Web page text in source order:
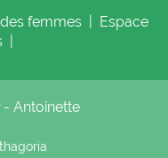
des femmes
Espace
- Antoinette